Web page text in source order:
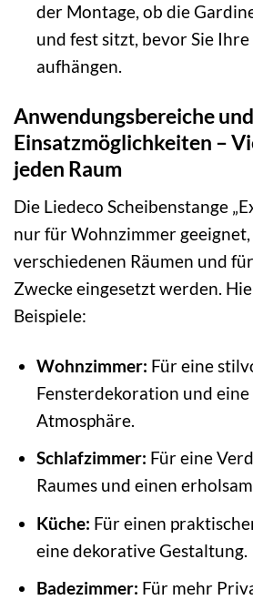
der Montage, ob die
und fest sitzt, bevor Sie
aufhängen.
Anwendungsbereiche und
Einsatzmöglichkeiten –
jeden Raum
Die Liedeco Scheibenstange
nur für Wohnzimmer
verschiedenen Räumen und
Zwecke eingesetzt werden.
Beispiele:
Wohnzimmer: Für eine
Fensterdekoration und
Atmosphäre.
Schlafzimmer: Für eine
Raumes und einen
Küche: Für einen
eine dekorative Gestaltung.
Badezimmer: Für mehr